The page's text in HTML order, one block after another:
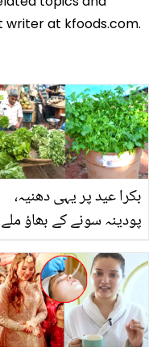
at kfoods.com.
بکرا عید پر یہی دھنیہ،
پودینہ سونے کے بھاؤ ملے
گا.. جانیں عید سے پہلے
سبزیوں کو گھر میں ہی
کیسے اگائیں؟